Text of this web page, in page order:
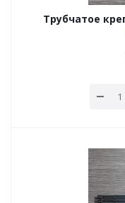
Трубчатое